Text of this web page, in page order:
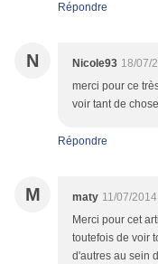
Répondre
N Nicole93 18/07/
merci pour ce
voir tant de
Répondre
M maty 11/07/
Merci pour cet
toutefois de voir
d'autres au sein